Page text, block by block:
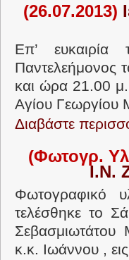
(26.07.2013)
Επ’ ευκαιρία
Παντελεήμονος
και ώρα 21.00
Αγίου Γεωργίου
Διαβάστε
(Φωτογρ.
Ι.Ν.
Φωτογραφικό
τελέσθηκε το
Σεβασμιωτάτου
κ.κ. Ιωάννου ,